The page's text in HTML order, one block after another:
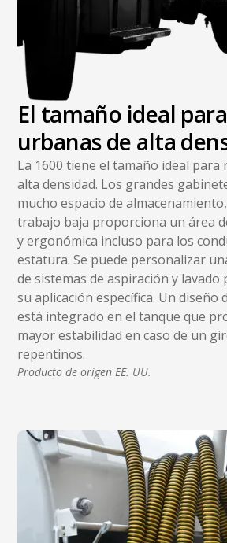
El tamaño ideal
urbanas de alta
La 1600 tiene el tamaño ideal para
alta densidad. Los grandes
mucho espacio de
trabajo baja proporciona un área
y ergonómica incluso para los
estatura. Se puede personalizar
de sistemas de aspiración y lavado
su aplicación específica. Un diseño
está integrado en el tanque que
mayor estabilidad en caso de un
repentinos.
Producto de origen EE. UU.